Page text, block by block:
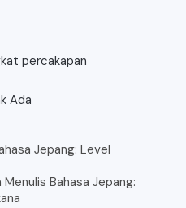
percakapan
Ada
Jepang: Level
Bahasa Jepang: